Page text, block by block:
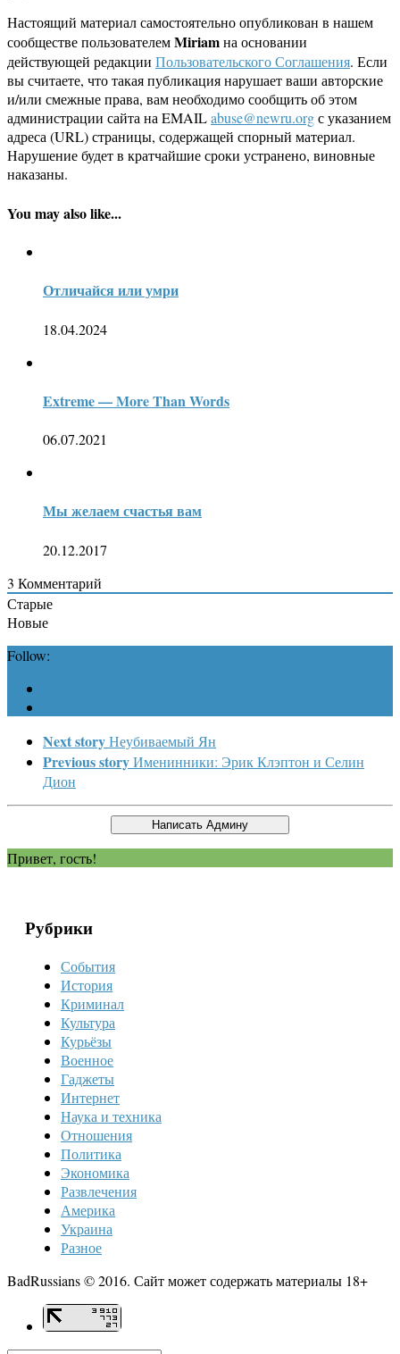
Настоящий материал самостоятельно опубликован в нашем
сообществе пользователемMiriamна основании
действующей редакции Пользовательского Соглашения. Если
вы считаете, что такая публикация нарушает ваши авторские
и/или смежные права, вам необходимо сообщить об этом
администрации сайта на EMAILabuse@newru.orgс указанием
адреса (URL) страницы, содержащей спорный материал.
Нарушение будет в кратчайшие сроки устранено, виновные
наказаны.
You may also like...
Отличайся или умри
18.04.2024
Extreme — More Than Words
06.07.2021
Мы желаем счастья вам
20.12.2017
3 Комментарий
Старые
Новые
Follow:
Next storyНеубиваемый Ян
Previous storyИменинники: Эрик Клэптон и Селин
Дион
Привет, гость!
Рубрики
События
История
Криминал
Культура
Курьёзы
Военное
Гаджеты
Интернет
Наука и техника
Отношения
Политика
Экономика
Развлечения
Америка
Украина
Разное
BadRussians © 2016. Сайт может содержать материалы 18+